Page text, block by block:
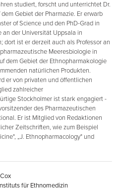
studiert, forscht und unterrichtet Dr.
Gebiet der Pharmazie. Er erwarb
of Science und den PhD-Grad in
an der Universität Uppsala in
dort ist er derzeit auch als Professor an
Meeresbiologie in
dem Gebiet der Ethnopharmakologie
natürlichen Produkten.
er von privaten und öffentlichen
zahlreicher
Stockholmer ist stark engagiert -
des Pharmazeutischen
Er ist Mitglied von Redaktionen
Zeitschriften, wie zum Beispiel
„J. Ethnopharmacology" und
für Ethnomedizin